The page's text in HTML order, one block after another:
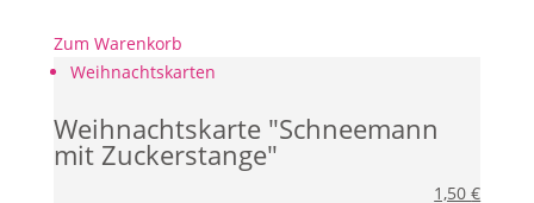
Zum Warenkorb
Weihnachtskarten
Weihnachtskarte "Schneemann
mit Zuckerstange"
1,50€